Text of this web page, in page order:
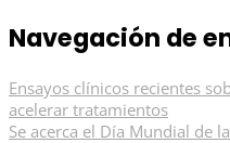
Navegación de
Ensayos clínicos recientes
acelerar tratamientos
Se acerca el Día Mundial de